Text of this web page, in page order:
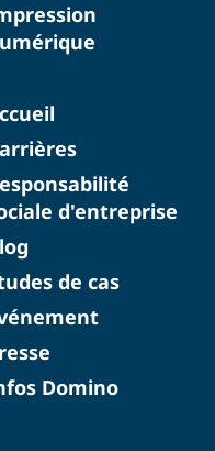
d'entreprise
de cas
Domino